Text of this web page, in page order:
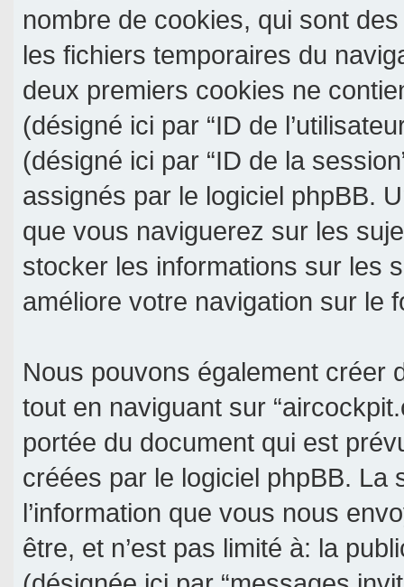
nombre de cookies, qui sont
les fichiers temporaires du
deux premiers cookies ne
(désigné ici par “ID de
(désigné ici par “ID de la
assignés par le logiciel phpBB.
que vous naviguerez sur les
stocker les informations sur les
améliore votre navigation sur le
Nous pouvons également créer
tout en naviguant sur
portée du document qui est
créées par le logiciel phpBB. La
l’information que vous nous
être, et n’est pas limité à: la